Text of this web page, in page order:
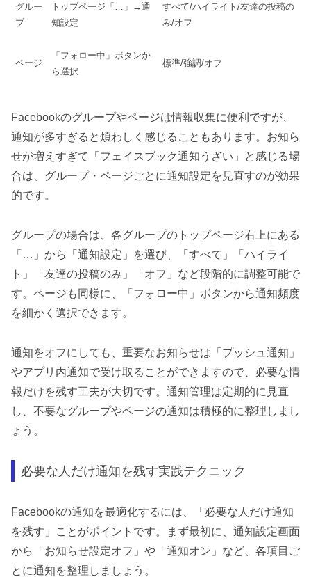
グルー
プ
トップページ「…」→通
知設定
すべて/ハイライト/友達の投稿の
み/オフ
ページ
「フォロー中」ボタンか
ら選択
標準/強調/オフ
Facebookのグループやページは情報収集に便利ですが、
通知が多すぎると煩わしく感じることもあります。お知ら
せが増えすぎて「フェイスブック通知うざい」と感じる場
合は、グループ・ページごとに通知設定を見直すのが効果
的です。
グループの場合は、各グループのトップページ右上にある
「…」から「通知設定」を選び、「すべて」「ハイライ
ト」「友達の投稿のみ」「オフ」など段階的に調整可能で
す。ページも同様に、「フォロー中」ボタンから通知頻度
を細かく選択できます。
通知をオフにしても、重要なお知らせは「プッシュ通知」
やアプリ内通知で受け取ることができますので、必要な情
報だけを残す工夫が大切です。通知管理は定期的に見直
し、不要なグループやページの通知は積極的に整理しまし
ょう。
必要な人だけ通知を残す実践テクニック
Facebookの通知を最適化するには、「必要な人だけ通知
を残す」ことがポイントです。まず最初に、通知設定画面
から「お知らせ設定オフ」や「通知オン」など、各項目ご
とに通知を整理しましょう。